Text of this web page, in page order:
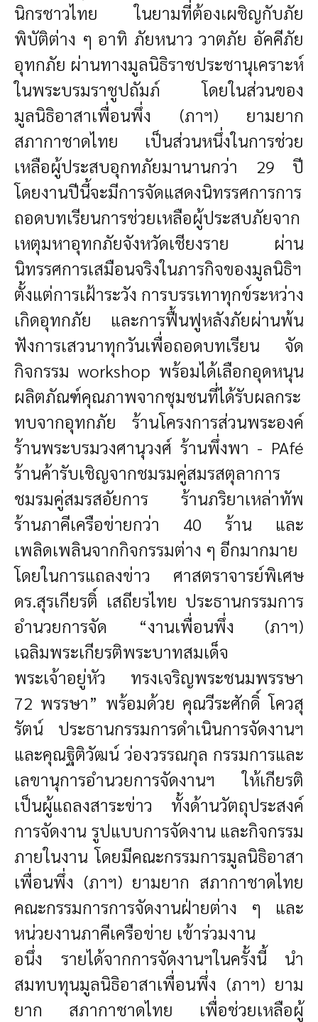
นิกรชาวไทย ในยามที่ต้องเผชิญกับภัย
พิบัติต่าง ๆ อาทิ ภัยหนาว วาตภัย อัคคีภัย
อุทกภัย ผ่านทางมูลนิธิราชประชานุเคราะห์
ในพระบรมราชูปถัมภ์ โดยในส่วนของ
มูลนิธิอาสาเพื่อนพึ่ง (ภาฯ) ยามยาก
สภากาชาดไทย เป็นส่วนหนึ่งในการช่วย
เหลือผู้ประสบอุกทภัยมานานกว่า 29 ปี
โดยงานปีนี้จะมีการจัดแสดงนิทรรศการการ
ถอดบทเรียนการช่วยเหลือผู้ประสบภัยจาก
เหตุมหาอุทกภัยจังหวัดเชียงราย ผ่าน
นิทรรศการเสมือนจริงในภารกิจของมูลนิธิฯ
ตั้งแต่การเฝ้าระวัง การบรรเทาทุกข์ระหว่าง
เกิดอุทกภัย และการฟื้นฟูหลังภัยผ่านพ้น
ฟังการเสวนาทุกวันเพื่อถอดบทเรียน จัด
กิจกรรม workshop พร้อมได้เลือกอุดหนุน
ผลิตภัณฑ์คุณภาพจากชุมชนที่ได้รับผลกระ
ทบจากอุทกภัย ร้านโครงการส่วนพระองค์
ร้านพระบรมวงศานุวงศ์ ร้านพึ่งพา - PAfé
ร้านค้ารับเชิญจากชมรมคู่สมรสตุลาการ
ชมรมคู่สมรสอัยการ ร้านภริยาเหล่าทัพ
ร้านภาคีเครือข่ายกว่า 40 ร้าน และ
เพลิดเพลินจากกิจกรรมต่าง ๆ อีกมากมาย
โดยในการแถลงข่าว ศาสตราจารย์พิเศษ
ดร.สุรเกียรติ์ เสถียรไทย ประธานกรรมการ
อำนวยการจัด “งานเพื่อนพึ่ง (ภาฯ)
เฉลิมพระเกียรติพระบาทสมเด็จ
พระเจ้าอยู่หัว ทรงเจริญพระชนมพรรษา
72 พรรษา” พร้อมด้วย คุณวีระศักดิ์ โควสุ
รัตน์ ประธานกรรมการดำเนินการจัดงานฯ
และคุณฐิติวัฒน์ ว่องวรรณกุล กรรมการและ
เลขานุการอำนวยการจัดงานฯ ให้เกียรติ
เป็นผู้แถลงสาระข่าว ทั้งด้านวัตถุประสงค์
การจัดงาน รูปแบบการจัดงาน และกิจกรรม
ภายในงาน โดยมีคณะกรรมการมูลนิธิอาสา
เพื่อนพึ่ง (ภาฯ) ยามยาก สภากาชาดไทย
คณะกรรมการการจัดงานฝ่ายต่าง ๆ และ
หน่วยงานภาคีเครือข่าย เข้าร่วมงาน
อนึ่ง รายได้จากการจัดงานฯในครั้งนี้ นำ
สมทบทุนมูลนิธิอาสาเพื่อนพึ่ง (ภาฯ) ยาม
ยาก สภากาชาดไทย เพื่อช่วยเหลือผู้